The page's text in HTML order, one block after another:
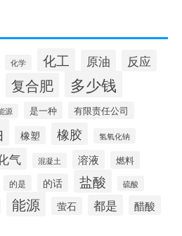
化学 化工 原油 反应
复合肥 多少钱
源 是一种 有限责任公司
橡塑 橡胶 氢氧化钠
气 混凝土 溶液 燃料
的是 的话 盐酸 硫酸
能源 萤石 都是 醋酸